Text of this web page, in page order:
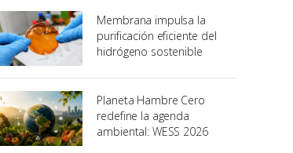
Membrana impulsa la
purificación eficiente del
hidrógeno sostenible
Planeta Hambre Cero
redefine la agenda
ambiental: WESS 2026